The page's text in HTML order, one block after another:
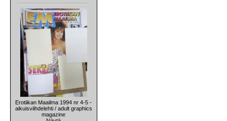
Erotiikan Maailma 1994 nr 4-5 -
aikuisviihdelehti / adult graphics
magazine